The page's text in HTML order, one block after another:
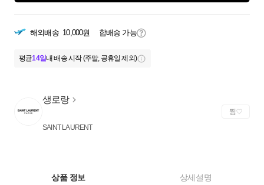
해외배송 10,000원 합배송 가능
평균14일내 배송 시작 (주말, 공휴일 제외)
생로랑
SAINT LAURENT
찜
상품 정보 상세설명